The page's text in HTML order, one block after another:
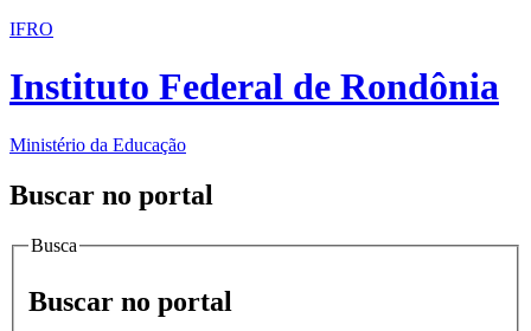
IFRO
Instituto Federal de Rondônia
Ministério da Educação
Buscar no portal
Busca
Buscar no portal